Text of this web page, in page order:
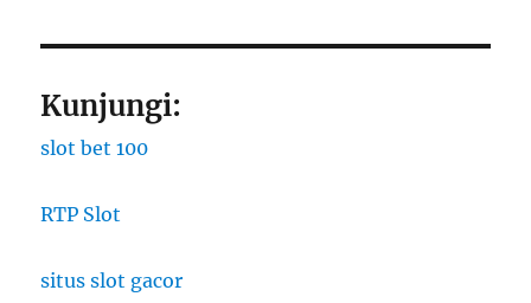
Kunjungi:
slot bet 100
RTP Slot
situs slot gacor